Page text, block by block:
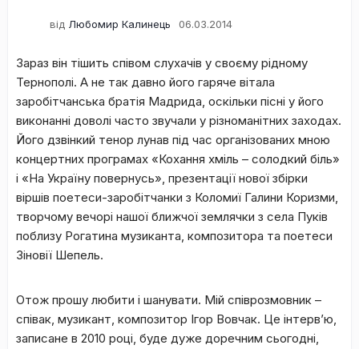
від Любомир Калинець 06.03.2014
Зараз він тішить співом слухачів у своєму рідному
Тернополі. А не так давно його гаряче вітала
заробітчанська братія Мадрида, оскільки пісні у його
виконанні доволі часто звучали у різноманітних заходах.
Його дзвінкий тенор лунав під час організованих мною
концертних програмах «Кохання хміль – солодкий біль»
і «На Україну повернусь», презентації нової збірки
віршів поетеси-заробітчанки з Коломиї Галини Коризми,
творчому вечорі нашої ближчої землячки з села Пуків
поблизу Рогатина музиканта, композитора та поетеси
Зіновії Шепель.
Отож прошу любити і шанувати. Мій співрозмовник –
співак, музикант, композитор Ігор Вовчак. Це інтерв’ю,
записане в 2010 році, буде дуже доречним сьогодні,